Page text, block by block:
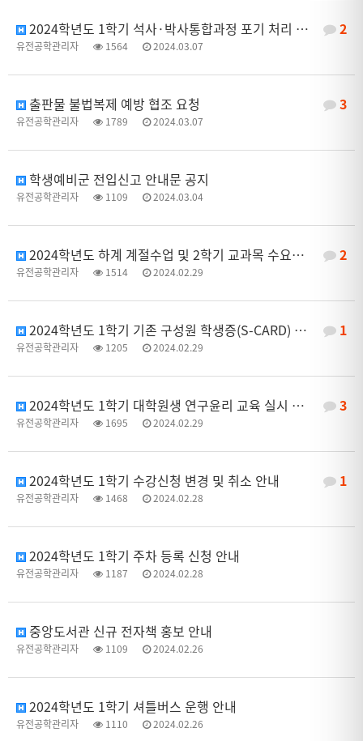
2
2024학년도 1학기 석사·박사통합과정 포기 처리 일정 안내
유전공학관리자 1564 2024.03.07
3
출판물 불법복제 예방 협조 요청
유전공학관리자 1789 2024.03.07
학생예비군 전입신고 안내문 공지
유전공학관리자 1109 2024.03.04
2
2024학년도 하계 계절수업 및 2학기 교과목 수요조사 실시 안내
유전공학관리자 1514 2024.02.29
1
2024학년도 1학기 기존 구성원 학생증(S-CARD) 재발급 안내
유전공학관리자 1205 2024.02.29
3
2024학년도 1학기 대학원생 연구윤리 교육 실시 안내
유전공학관리자 1695 2024.02.29
1
2024학년도 1학기 수강신청 변경 및 취소 안내
유전공학관리자 1468 2024.02.28
2024학년도 1학기 주차 등록 신청 안내
유전공학관리자 1187 2024.02.28
중앙도서관 신규 전자책 홍보 안내
유전공학관리자 1109 2024.02.26
2024학년도 1학기 셔틀버스 운행 안내
유전공학관리자 1110 2024.02.26